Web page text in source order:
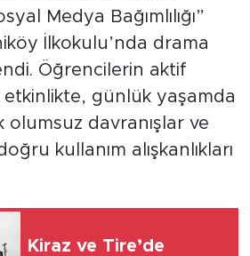
Medya Bağımlılığı”
İlkokulu’nda drama
Öğrencilerin aktif
etkinlikte, günlük yaşamda
olumsuz davranışlar ve
kullanım alışkanlıkları
Kiraz ve Tire’de